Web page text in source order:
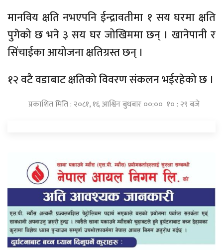
मानविय क्षति नभएपनि ईन्द्रावतीमा १ सय घरमा क्षति
पुगेको छ भने ३ सय घर जोखिममा छन् । खानेपानी र
सिंचाईका आयोजना क्षतिग्रस्त छन् ।
१२ वटै वडाबाट क्षतिको विवरण संकलन भईरहेको छ ।
प्रकाशित मिति : २०८१, १६ आश्विन बुधबार ००:०० १० : २९ बजे